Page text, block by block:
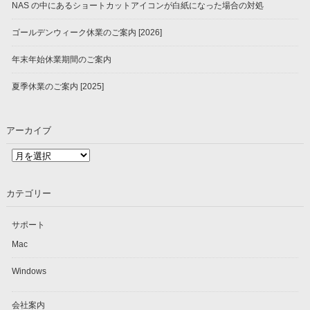
NAS の中にあるショートカットアイコンが白紙になった場合の対処
ゴールデンウィーク休業のご案内 [2026]
年末年始休業期間のご案内
夏季休業のご案内 [2025]
アーカイブ
ア
イ
カテゴリー
サポート
Mac
Windows
会社案内